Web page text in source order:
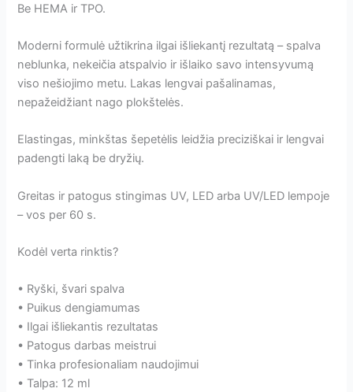
Be HEMA ir TPO.
Moderni formulė užtikrina ilgai išliekantį rezultatą – spalva
neblunka, nekeičia atspalvio ir išlaiko savo intensyvumą
viso nešiojimo metu. Lakas lengvai pašalinamas,
nepažeidžiant nago plokštelės.
Elastingas, minkštas šepetėlis leidžia preciziškai ir lengvai
padengti laką be dryžių.
Greitas ir patogus stingimas UV, LED arba UV/LED lempoje
– vos per 60 s.
Kodėl verta rinktis?
• Ryški, švari spalva
• Puikus dengiamumas
• Ilgai išliekantis rezultatas
• Patogus darbas meistrui
• Tinka profesionaliam naudojimui
• Talpa: 12 ml